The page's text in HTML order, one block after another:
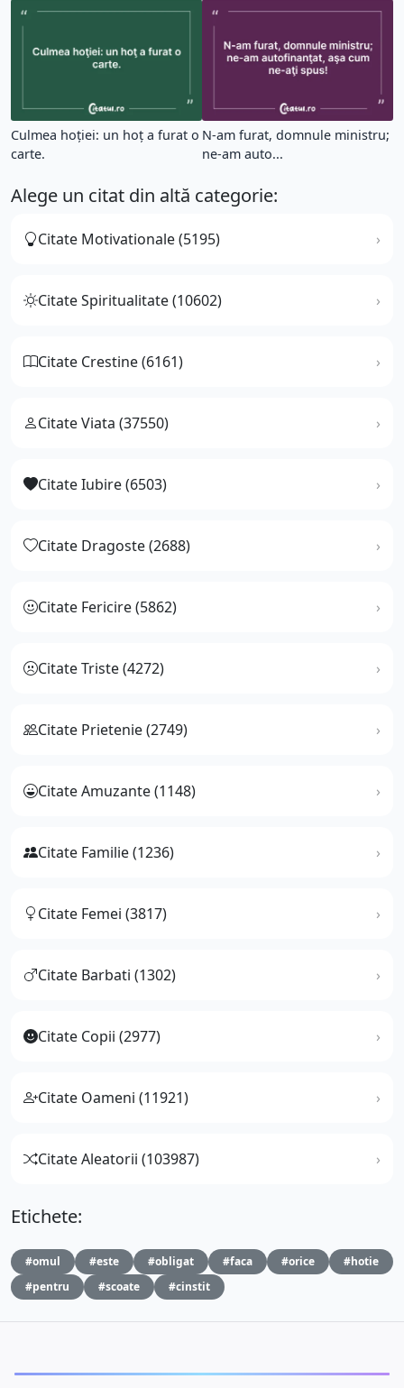
Culmea hoţiei: un hoţ a furat o
carte.
N-am furat, domnule ministru;
ne-am auto...
Alege un citat din altă categorie:
Citate Motivationale (5195)
Citate Spiritualitate (10602)
Citate Crestine (6161)
Citate Viata (37550)
Citate Iubire (6503)
Citate Dragoste (2688)
Citate Fericire (5862)
Citate Triste (4272)
Citate Prietenie (2749)
Citate Amuzante (1148)
Citate Familie (1236)
Citate Femei (3817)
Citate Barbati (1302)
Citate Copii (2977)
Citate Oameni (11921)
Citate Aleatorii (103987)
Etichete:
#omul #este #obligat #faca #orice
#hotie
#pentru
#scoate #cinstit